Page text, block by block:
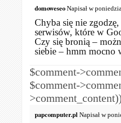
domoweseo Napisał w
Chyba się nie
serwisów, które w
Czy się bronią –
siebie – hmm mocno
$comment-
$comment-
papcomputer.pl Napisał w